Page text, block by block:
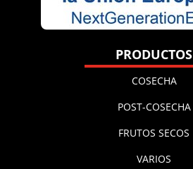
PRODUCTOS
COSECHA
POST-COSECHA
FRUTOS SECOS
VARIOS